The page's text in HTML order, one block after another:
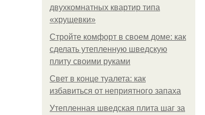
двухкомнатных квартир типа
«хрущевки»
Стройте комфорт в своем доме: как
сделать утепленную шведскую
плиту своими руками
Свет в конце туалета: как
избавиться от неприятного запаха
Утепленная шведская плита шаг за